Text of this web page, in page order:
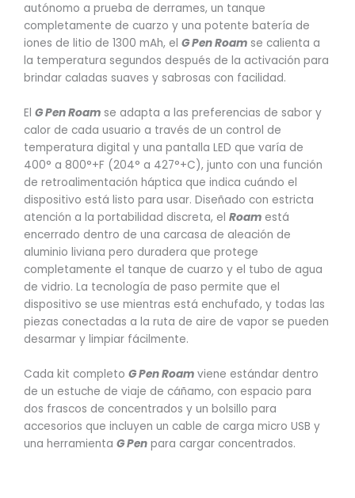
autónomo a prueba de derrames, un tanque
completamente de cuarzo y una potente batería de
iones de litio de 1300 mAh, el G Pen Roam se calienta a
la temperatura segundos después de la activación para
brindar caladas suaves y sabrosas con facilidad.
El G Pen Roam se adapta a las preferencias de sabor y
calor de cada usuario a través de un control de
temperatura digital y una pantalla LED que varía de
400° a 800°+F (204° a 427°+C), junto con una función
de retroalimentación háptica que indica cuándo el
dispositivo está listo para usar. Diseñado con estricta
atención a la portabilidad discreta, el Roam está
encerrado dentro de una carcasa de aleación de
aluminio liviana pero duradera que protege
completamente el tanque de cuarzo y el tubo de agua
de vidrio. La tecnología de paso permite que el
dispositivo se use mientras está enchufado, y todas las
piezas conectadas a la ruta de aire de vapor se pueden
desarmar y limpiar fácilmente.
Cada kit completo G Pen Roam viene estándar dentro
de un estuche de viaje de cáñamo, con espacio para
dos frascos de concentrados y un bolsillo para
accesorios que incluyen un cable de carga micro USB y
una herramienta G Pen para cargar concentrados.